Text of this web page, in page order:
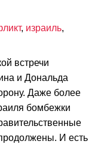
, израиль,
встречи
и Дональда
Даже более
бомбежки
И есть